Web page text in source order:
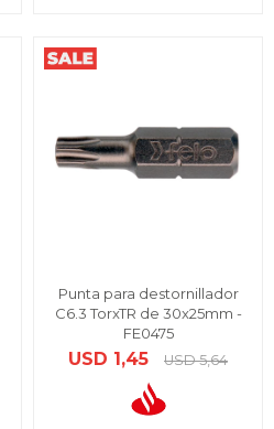
Punta para destornillador
C6.3 TorxTR de 30x25mm -
FE0475
USD 1,45 USD 5,64